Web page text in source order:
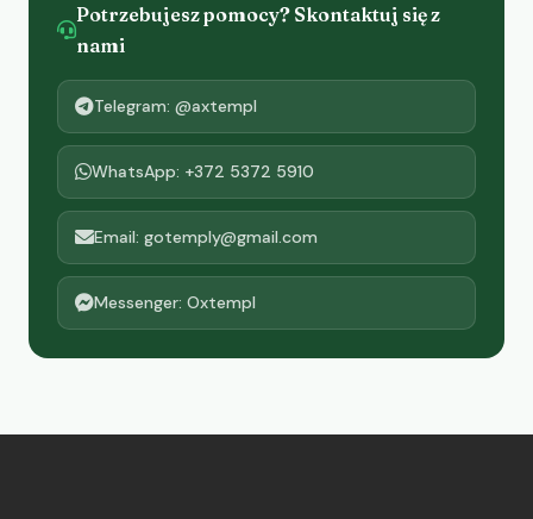
Potrzebujesz pomocy? Skontaktuj się z
nami
Telegram: @axtempl
WhatsApp: +372 5372 5910
Email: gotemply@gmail.com
Messenger: Oxtempl